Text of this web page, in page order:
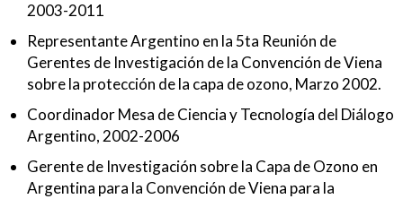
2003-2011
Representante Argentino en la 5ta Reunión de
Gerentes de Investigación de la Convención de Viena
sobre la protección de la capa de ozono, Marzo 2002.
Coordinador Mesa de Ciencia y Tecnología del Diálogo
Argentino, 2002-2006
Gerente de Investigación sobre la Capa de Ozono en
Argentina para la Convención de Viena para la